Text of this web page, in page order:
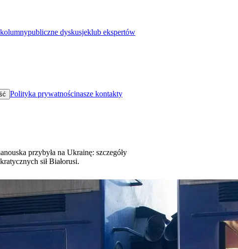
kolumnypubliczne dyskusjeklub ekspertów
Polityka prywatnościnasze kontakty
przybyła na Ukrainę: szczegóły
sił Białorusi.